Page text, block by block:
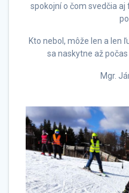
spokojní o čom svedčia
Kto nebol, môže len a len
sa naskytne až
Mgr.